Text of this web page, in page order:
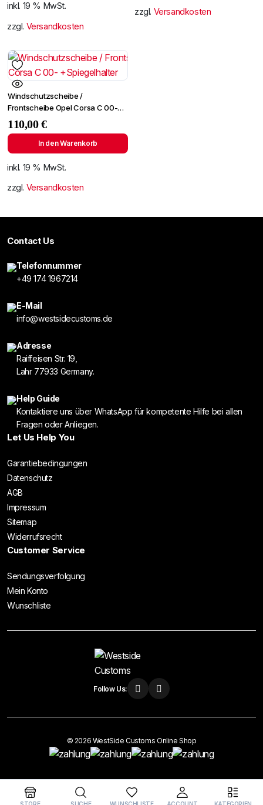
inkl. 19 % MwSt.
zzgl. Versandkosten
zzgl. Versandkosten
Windschutzscheibe /
Frontscheibe Opel Corsa C 00-
+Spiegelhalter
110,00€
In den Warenkorb
inkl. 19 % MwSt.
zzgl. Versandkosten
Contact Us
Telefonnummer
+49 174 1967214
E-Mail
info@westsidecustoms.de
Adresse
Raiffeisen Str. 19,
Lahr 77933 Germany.
Help Guide
Kontaktiere uns über WhatsApp für kompetente Hilfe bei allen
Fragen oder Anliegen.
Let Us Help You
Garantiebedingungen
Datenschutz
AGB
Impressum
Sitemap
Widerrufsrecht
Customer Service
Sendungsverfolgung
Mein Konto
Wunschliste
Follow Us:
© 2026 WestSide Customs Online Shop
Vertrag widerrufen